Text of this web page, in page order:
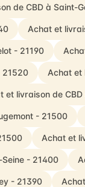
de CBD à Saint-
Achat et
- 21190
21520 Achat et
et livraison de
- 21500
Achat et
- 21400
- 21390